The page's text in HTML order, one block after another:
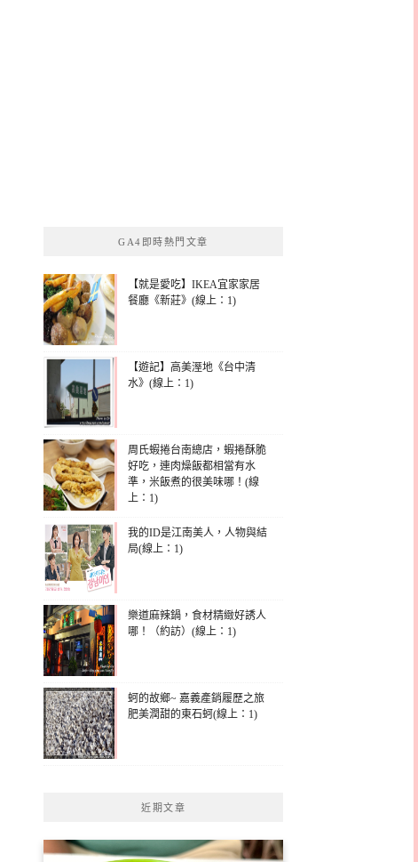
GA4即時熱門文章
【就是愛吃】IKEA宜家家居
餐廳《新莊》(線上：1)
【遊記】高美溼地《台中清
水》(線上：1)
周氏蝦捲台南總店，蝦捲酥脆
好吃，連肉燥飯都相當有水
準，米飯煮的很美味哪！(線
上：1)
我的ID是江南美人，人物與結
局(線上：1)
樂道麻辣鍋，食材精緻好誘人
哪！（約訪）(線上：1)
蚵的故鄉~ 嘉義產銷履歷之旅
肥美潤甜的東石蚵(線上：1)
近期文章